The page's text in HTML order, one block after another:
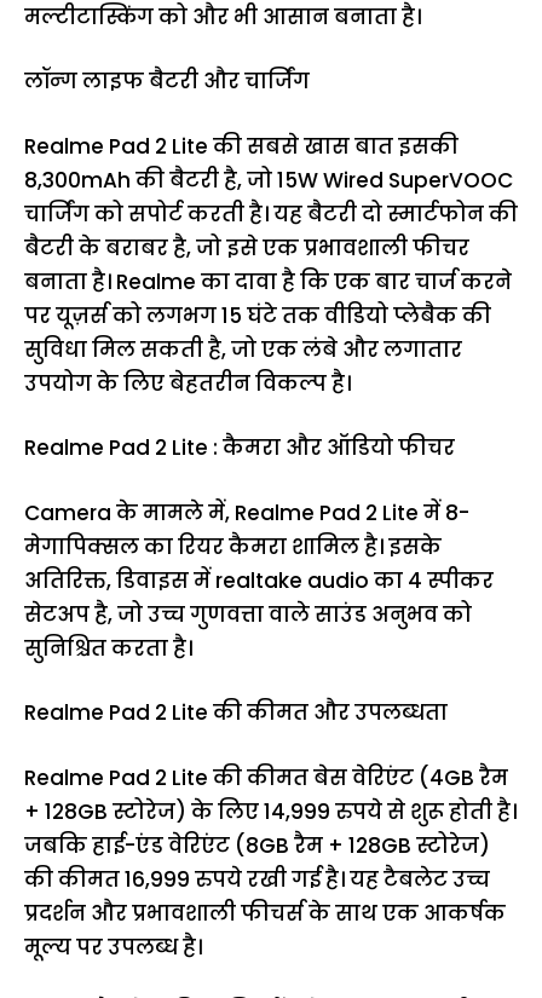
मल्टीटास्किंग को और भी आसान बनाता है।
लॉन्ग लाइफ बैटरी और चार्जिंग
Realme Pad 2 Lite की सबसे खास बात इसकी
8,300mAh की बैटरी है, जो 15W Wired SuperVOOC
चार्जिंग को सपोर्ट करती है। यह बैटरी दो स्मार्टफोन की
बैटरी के बराबर है, जो इसे एक प्रभावशाली फीचर
बनाता है। Realme का दावा है कि एक बार चार्ज करने
पर यूज़र्स को लगभग 15 घंटे तक वीडियो प्लेबैक की
सुविधा मिल सकती है, जो एक लंबे और लगातार
उपयोग के लिए बेहतरीन विकल्प है।
Realme Pad 2 Lite : कैमरा और ऑडियो फीचर
Camera के मामले में, Realme Pad 2 Lite में 8-
मेगापिक्सल का रियर कैमरा शामिल है। इसके
अतिरिक्त, डिवाइस में realtake audio का 4 स्पीकर
सेटअप है, जो उच्च गुणवत्ता वाले साउंड अनुभव को
सुनिश्चित करता है।
Realme Pad 2 Lite की कीमत और उपलब्धता
Realme Pad 2 Lite की कीमत बेस वेरिएंट (4GB रैम
+ 128GB स्टोरेज) के लिए 14,999 रुपये से शुरू होती है।
जबकि हाई-एंड वेरिएंट (8GB रैम + 128GB स्टोरेज)
की कीमत 16,999 रुपये रखी गई है। यह टैबलेट उच्च
प्रदर्शन और प्रभावशाली फीचर्स के साथ एक आकर्षक
मूल्य पर उपलब्ध है।